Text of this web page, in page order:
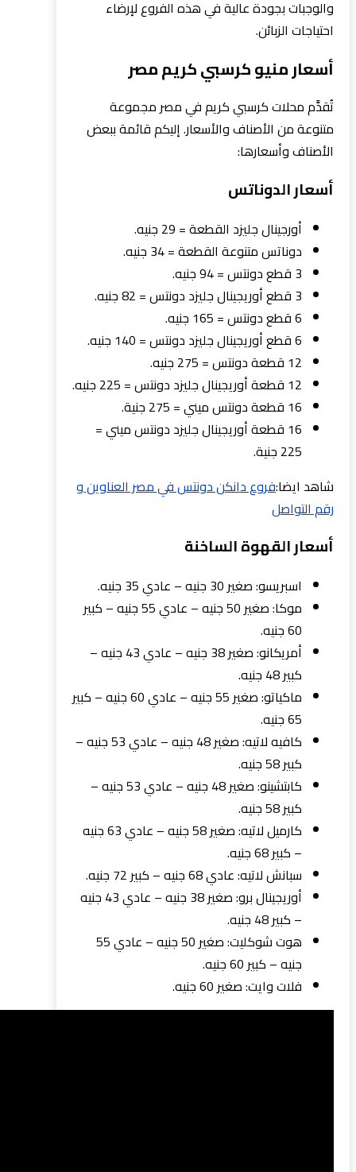
والوجبات بجودة عالية في هذه الفروع لإرضاء
احتياجات الزبائن.
أسعار منيو كرسبي كريم مصر
تُقدَّم محلات كرسبي كريم في مصر مجموعة
متنوعة من الأصناف والأسعار. إليكم قائمة ببعض
الأصناف وأسعارها:
أسعار الدوناتس
أورجينال جليزد القطعة = 29 جنيه.
دوناتس متنوعة القطعة = 34 جنيه.
3 قطع دونتس = 94 جنيه.
3 قطع أوريجينال جليزد دونتس = 82 جنيه.
6 قطع دونتس = 165 جنيه.
6 قطع أوريجينال جليزد دونتس = 140 جنيه.
12 قطعة دونتس = 275 جنيه.
12 قطعة أوريجينال جليزد دونتس = 225 جنيه.
16 قطعة دونتس ميني = 275 جنية.
16 قطعة أوريجينال جليزد دونتس ميني =
225 جنية.
شاهد ايضا:فروع دانكن دونتس في مصر العناوين و
رقم التواصل
أسعار القهوة الساخنة
اسبريسو: صغير 30 جنيه – عادي 35 جنيه.
موكا: صغير 50 جنيه – عادي 55 جنيه – كبير
60 جنيه.
أمريكانو: صغير 38 جنيه – عادي 43 جنيه –
كبير 48 جنيه.
ماكياتو: صغير 55 جنيه – عادي 60 جنيه – كبير
65 جنيه.
كافيه لاتيه: صغير 48 جنيه – عادي 53 جنيه –
كبير 58 جنيه.
كابتشينو: صغير 48 جنيه – عادي 53 جنيه –
كبير 58 جنيه.
كارميل لاتيه: صغير 58 جنيه – عادي 63 جنيه
– كبير 68 جنيه.
سبانش لاتيه: عادي 68 جنيه – كبير 72 جنيه.
أوريجينال برو: صغير 38 جنيه – عادي 43 جنيه
– كبير 48 جنيه.
هوت شوكليت: صغير 50 جنيه – عادي 55
جنيه – كبير 60 جنيه.
فلات وايت: صغير 60 جنيه.